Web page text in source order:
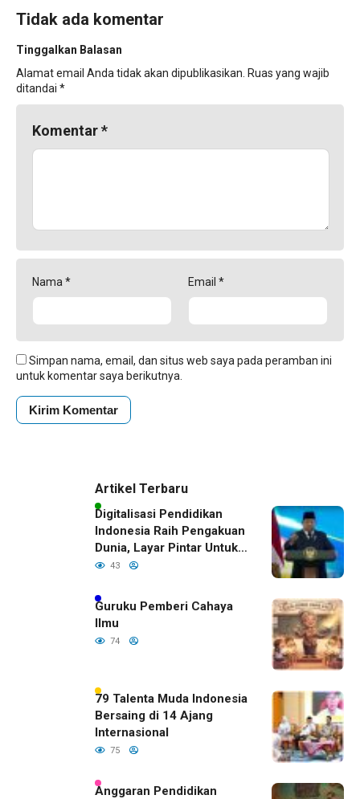
Tidak ada komentar
Tinggalkan Balasan
Alamat email Anda tidak akan dipublikasikan. Ruas yang wajib
ditandai *
Komentar*
Nama * Email *
Simpan nama, email, dan situs web saya pada peramban ini
untuk komentar saya berikutnya.
Artikel Terbaru
Digitalisasi Pendidikan
Indonesia Raih Pengakuan
Dunia, Layar Pintar Untuk
Semua Siswa
43
Guruku Pemberi Cahaya
Ilmu
74
79 Talenta Muda Indonesia
Bersaing di 14 Ajang
Internasional
75
Anggaran Pendidikan